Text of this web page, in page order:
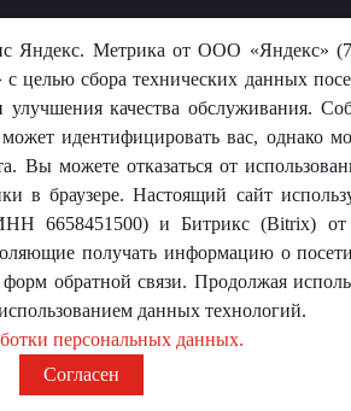
характер и ни при
Яндекс. Метрика от ООО «Яндекс»
целью сбора технических данных
улучшения качества обслуживания.
идентифицировать вас, однако
Вы можете отказаться от
в браузере. Настоящий сайт
6658451500) и Битрикс (Bitrix)
получать информацию о
обратной связи. Продолжая
данных технологий.
персональных данных.
Согласен